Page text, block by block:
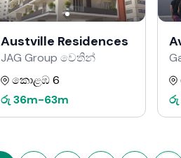
Austville Residences
JAG Group වෙතින්
කොළඹ 6
රු 36m-63m
රු